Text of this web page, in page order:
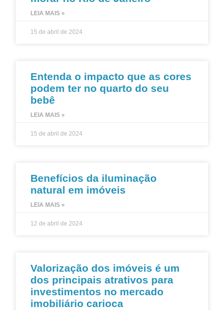
LEIA MAIS »
15 de abril de 2024
Entenda o impacto que as cores
podem ter no quarto do seu
bebê
LEIA MAIS »
15 de abril de 2024
Benefícios da iluminação
natural em imóveis
LEIA MAIS »
12 de abril de 2024
Valorização dos imóveis é um
dos principais atrativos para
investimentos no mercado
imobiliário carioca